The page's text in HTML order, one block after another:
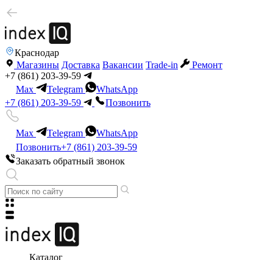
Краснодар
Магазины Доставка Вакансии Trade-in
Ремонт
+7 (861) 203-39-59
Max
Telegram
WhatsApp
+7 (861) 203-39-59
Позвонить
Max Telegram
WhatsApp
Позвонить+7 (861) 203-39-59
Заказать обратный звонок
Каталог